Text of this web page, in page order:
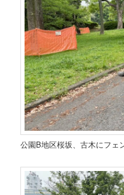
公園B地区桜坂、古木にフェ